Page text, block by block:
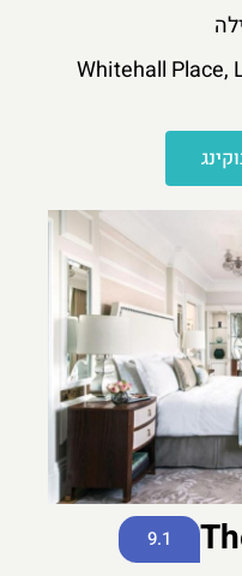
Whitehall
9.1